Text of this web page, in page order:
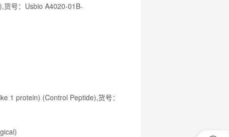
货号：Usbio A4020-01B-
1 protein) (Control Peptide),货号：